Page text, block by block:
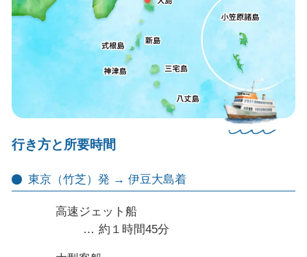
行き方と所要時間
東京（竹芝）発 → 伊豆大島着
高速ジェット船
約１時間45分